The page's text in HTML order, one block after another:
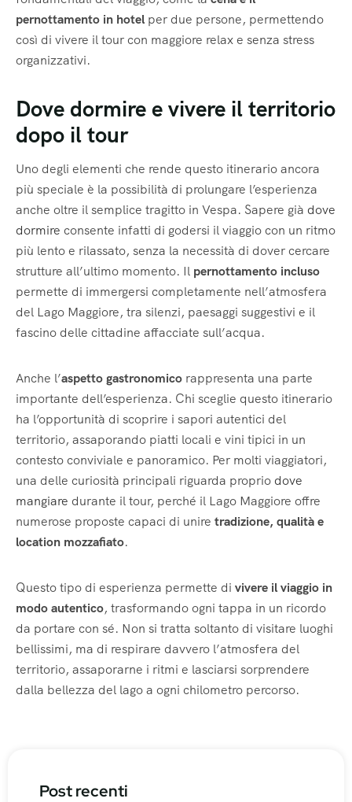
pernottamento in hotel per due persone, permettendo
così di vivere il tour con maggiore relax e senza stress
organizzativi.
Dove dormire e vivere il territorio
dopo il tour
Uno degli elementi che rende questo itinerario ancora
più speciale è la possibilità di prolungare l’esperienza
anche oltre il semplice tragitto in Vespa. Sapere già dove
dormire consente infatti di godersi il viaggio con un ritmo
più lento e rilassato, senza la necessità di dover cercare
strutture all’ultimo momento. Il pernottamento incluso
permette di immergersi completamente nell’atmosfera
del Lago Maggiore, tra silenzi, paesaggi suggestivi e il
fascino delle cittadine affacciate sull’acqua.
Anche l’aspetto gastronomico rappresenta una parte
importante dell’esperienza. Chi sceglie questo itinerario
ha l’opportunità di scoprire i sapori autentici del
territorio, assaporando piatti locali e vini tipici in un
contesto conviviale e panoramico. Per molti viaggiatori,
una delle curiosità principali riguarda proprio dove
mangiare durante il tour, perché il Lago Maggiore offre
numerose proposte capaci di unire tradizione, qualità e
location mozzafiato.
Questo tipo di esperienza permette di vivere il viaggio in
modo autentico, trasformando ogni tappa in un ricordo
da portare con sé. Non si tratta soltanto di visitare luoghi
bellissimi, ma di respirare davvero l’atmosfera del
territorio, assaporarne i ritmi e lasciarsi sorprendere
dalla bellezza del lago a ogni chilometro percorso.
Post recenti